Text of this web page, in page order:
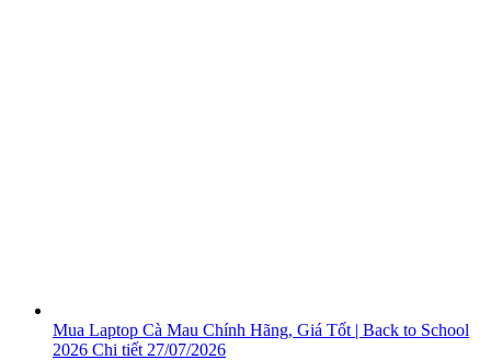
Mua Laptop Cà Mau Chính Hãng, Giá Tốt | Back to School
2026 Chi tiết 27/07/2026